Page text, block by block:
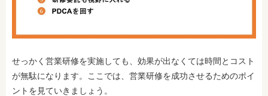
せっかく営業研修を実施しても、効果が出なくては時間とコスト
が無駄になります。ここでは、営業研修を成功させるためのポイ
ントを見ていきましょう。